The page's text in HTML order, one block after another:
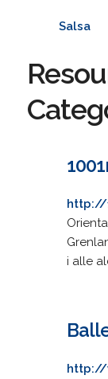
Salsa
http://
i alle
http://